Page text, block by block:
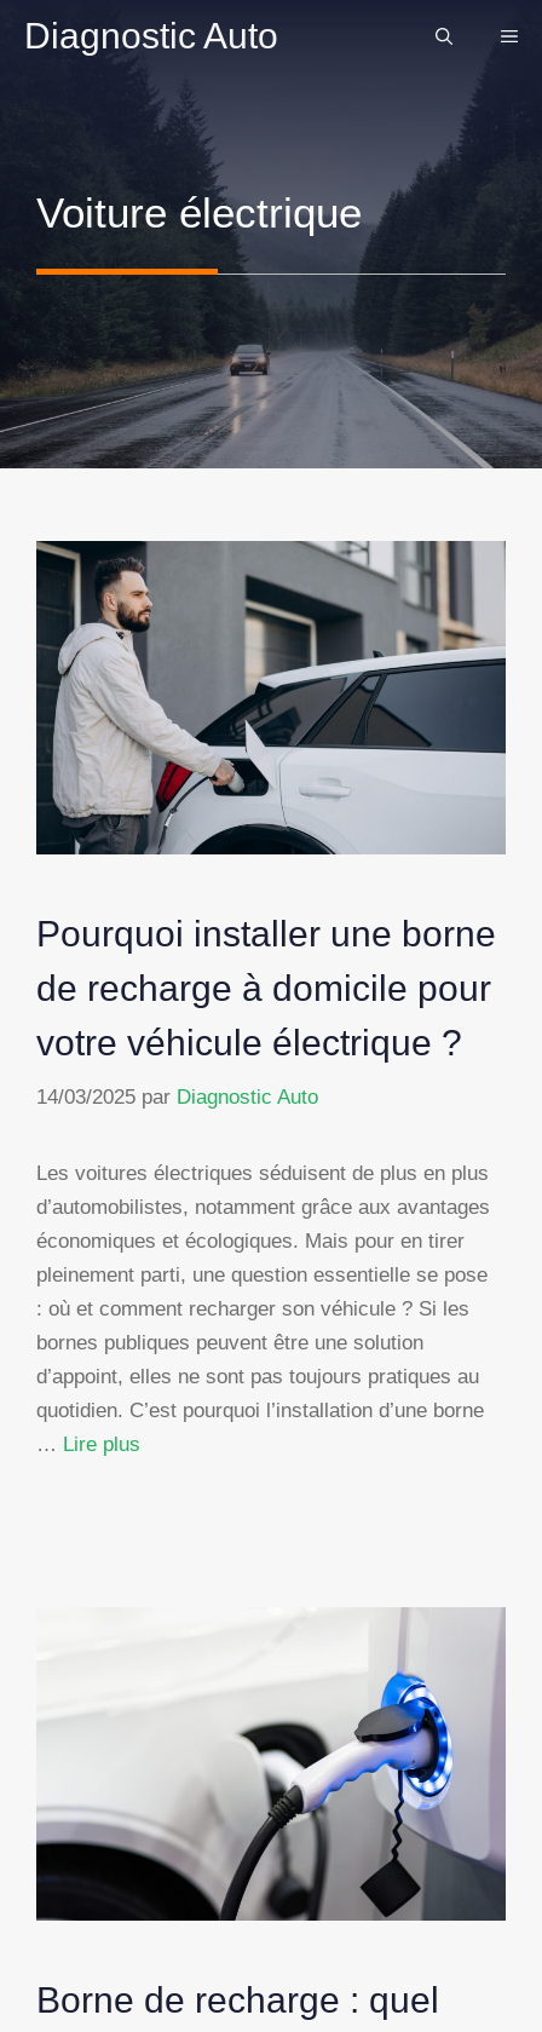
Diagnostic Auto
Voiture électrique
Pourquoi installer une borne
de recharge à domicile pour
votre véhicule électrique ?
14/03/2025 par Diagnostic Auto
Les voitures électriques séduisent de plus en plus
d’automobilistes, notamment grâce aux avantages
économiques et écologiques. Mais pour en tirer
pleinement parti, une question essentielle se pose
: où et comment recharger son véhicule ? Si les
bornes publiques peuvent être une solution
d’appoint, elles ne sont pas toujours pratiques au
quotidien. C’est pourquoi l’installation d’une borne
… Lire plus
Borne de recharge : quel